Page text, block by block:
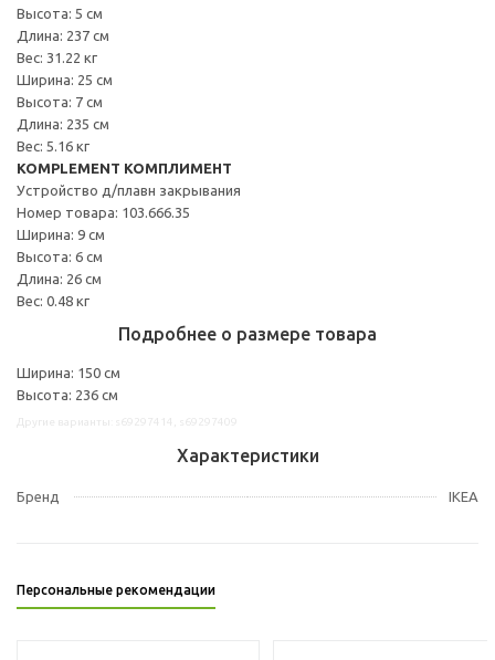
Высота: 5 см
Длина: 237 см
Вес: 31.22 кг
Ширина: 25 см
Высота: 7 см
Длина: 235 см
Вес: 5.16 кг
KOMPLEMENT КОМПЛИМЕНТ
Устройство д/плавн закрывания
Номер товара: 103.666.35
Ширина: 9 см
Высота: 6 см
Длина: 26 см
Вес: 0.48 кг
Подробнее о размере товара
Ширина: 150 см
Высота: 236 см
Характеристики
Бренд IKEA
Персональные рекомендации